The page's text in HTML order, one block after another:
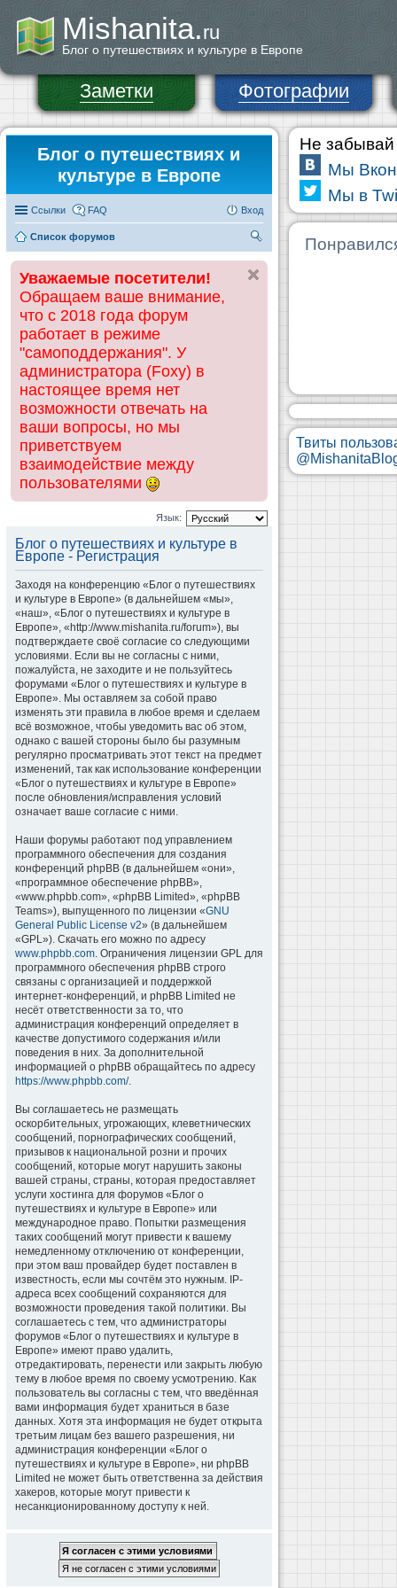
Mishanita.ru
Блог о путешествиях и культуре в Европе
Заметки Фотографии
Блог о путешествиях и
культуре в Европе
Ссылки FAQ Вход
Список форумов
ск
Уважаемые посетители!
Обращаем ваше внимание,
что с 2018 года форум
работает в режиме
"самоподдержания". У
администратора (Foxy) в
настоящее время нет
возможности отвечать на
ваши вопросы, но мы
приветствуем
взаимодействие между
пользователями
Язык:
Блог о путешествиях и культуре в
Европе - Регистрация
Заходя на конференцию «Блог о путешествиях
и культуре в Европе» (в дальнейшем «мы»,
«наш», «Блог о путешествиях и культуре в
Европе», «http://www.mishanita.ru/forum»), вы
подтверждаете своё согласие со следующими
условиями. Если вы не согласны с ними,
пожалуйста, не заходите и не пользуйтесь
форумами «Блог о путешествиях и культуре в
Европе». Мы оставляем за собой право
изменять эти правила в любое время и сделаем
всё возможное, чтобы уведомить вас об этом,
однако с вашей стороны было бы разумным
регулярно просматривать этот текст на предмет
изменений, так как использование конференции
«Блог о путешествиях и культуре в Европе»
после обновления/исправления условий
означает ваше согласие с ними.
Наши форумы работают под управлением
программного обеспечения для создания
конференций phpBB (в дальнейшем «они»,
«программное обеспечение phpBB»,
«www.phpbb.com», «phpBB Limited», «phpBB
Teams»), выпущенного по лицензии «GNU
General Public License v2» (в дальнейшем
«GPL»). Скачать его можно по адресу
www.phpbb.com. Ограничения лицензии GPL для
программного обеспечения phpBB строго
связаны с организацией и поддержкой
интернет-конференций, и phpBB Limited не
несёт ответственности за то, что
администрация конференций определяет в
качестве допустимого содержания и/или
поведения в них. За дополнительной
информацией о phpBB обращайтесь по адресу
https://www.phpbb.com/.
Вы соглашаетесь не размещать
оскорбительных, угрожающих, клеветнических
сообщений, порнографических сообщений,
призывов к национальной розни и прочих
сообщений, которые могут нарушить законы
вашей страны, страны, которая предоставляет
услуги хостинга для форумов «Блог о
путешествиях и культуре в Европе» или
международное право. Попытки размещения
таких сообщений могут привести к вашему
немедленному отключению от конференции,
при этом ваш провайдер будет поставлен в
известность, если мы сочтём это нужным. IP-
адреса всех сообщений сохраняются для
возможности проведения такой политики. Вы
соглашаетесь с тем, что администраторы
форумов «Блог о путешествиях и культуре в
Европе» имеют право удалить,
отредактировать, перенести или закрыть любую
тему в любое время по своему усмотрению. Как
пользователь вы согласны с тем, что введённая
вами информация будет храниться в базе
данных. Хотя эта информация не будет открыта
третьим лицам без вашего разрешения, ни
администрация конференции «Блог о
путешествиях и культуре в Европе», ни phpBB
Limited не может быть ответственна за действия
хакеров, которые могут привести к
несанкционированному доступу к ней.
Не забывай
Мы
Мы в
Твиты